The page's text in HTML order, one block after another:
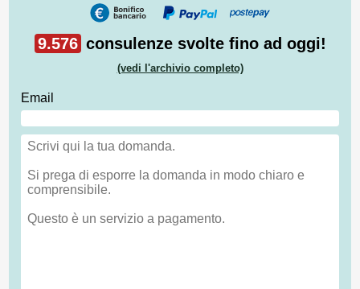
9.576 consulenze svolte fino ad oggi!
(vedi l'archivio completo)
Email